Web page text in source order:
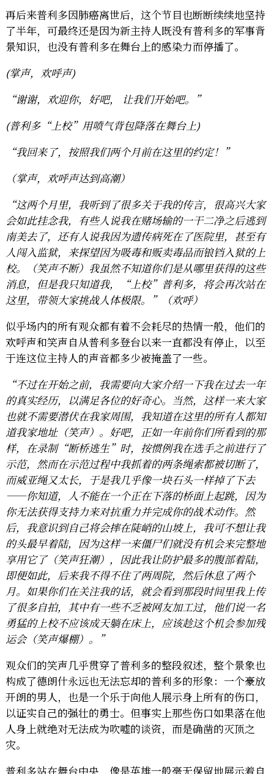
再后来普利多因肺癌离世后，这个节目也断断续续地坚持
了半年，可最终还是因为新主持人既没有普利多的军事背
景知识，也没有普利多在舞台上的感染力而停播了。
(掌声，欢呼声)
“谢谢，欢迎你，好吧， 让我们开始吧。”
(普利多“上校”用喷气背包降落在舞台上)
“我回来了，按照我们两个月前在这里的约定！”
（掌声，欢呼声达到高潮）
“这两个月里，我听到了很多关于我的传言，很高兴大家
会如此挂念我，有些人说我在赌场输的一干二净之后逃到
南美去了，还有人说我因为遗传病死在了医院里，甚至有
人闯入监狱，来探望因为吸毒和贩卖毒品而锒铛入狱的上
校。（笑声不断）我虽然不知道你们是从哪里获得的这些
消息，但是我只知道我，“上校”普利多，将会再次站在
这里，带领大家挑战人体极限。”（欢呼）
似乎场内的所有观众都有着不会耗尽的热情一般，他们的
欢呼声和笑声自从普利多登台以来一直都没有停止，以至
于连这位主持人的声音都多少被掩盖了一些。
“不过在开始之前，我需要向大家介绍一下我在过去一年
的真实经历，以满足各位的好奇心。当然，这样一来大家
也就不需要潜伏在我家周围，我知道在这里的所有人都知
道我家地址（笑声）。好吧，正如一年前你们所看到的那
样，在录制“断桥逃生”时，按惯例我在选手之前进行了
示范，然而在示范过程中我抓着的两条绳索都被切断了，
而威亚绳又太长，于是我几乎像一块石头一样掉了下去
——你知道，人不能在一个正在下落的桥面上起跳，因为
你无法获得支持力来对抗重力并完成你的战术动作。然
后，我意识到自己将会摔在陡峭的山坡上，我可不想让我
的头最早着陆，因为这样一来僵尸们就没有机会来完整地
享用它了（笑声狂潮），因此我让防护最多的腹部着陆，
即便如此，后来我不得不住了两周院，然后休息了两个
月。如果你们在关注我的话，就会看到那段时间里我上传
了很多自拍，其中有一些不乏被网友加工过，他们说一名
勇猛的上校不应该成天躺在床上，应该趁这个机会参加残
运会（笑声爆棚）。”
观众们的笑声几乎贯穿了普利多的整段叙述，整个景象也
构成了德朗什永远也无法忘却的普利多的形象：一个豪放
开朗的男人，也是一个乐于向他人展示身上所有的伤口，
以证实自己的强壮的勇士。但事实上那些伤口如果落在他
人身上就绝对无法成为吹嘘的谈资，而是确凿的灭顶之
灾。